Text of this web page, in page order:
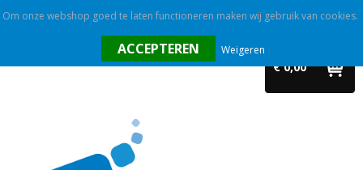
€ 0,00
Promotietextiel
Om onze webshop goed te laten functioneren maken wij gebruik van cookies.
Weigeren